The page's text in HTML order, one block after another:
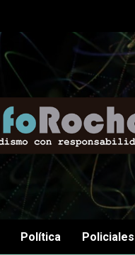
Política Policiales